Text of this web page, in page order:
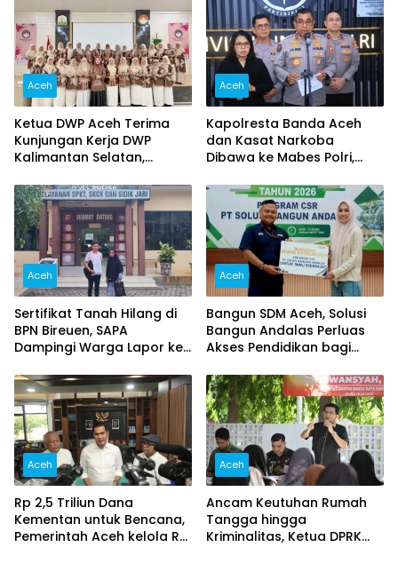
Aceh
Ketua DWP Aceh Terima
Kunjungan Kerja DWP
Kalimantan Selatan,
Kolaborasi
Aceh
Kapolresta Banda Aceh
dan Kasat Narkoba
Dibawa ke Mabes Polri,
Berjalan Profesional dan
Transparan
Aceh
Sertifikat Tanah Hilang di
BPN Bireuen, SAPA
Dampingi Warga Lapor ke
Aceh
Bangun SDM Aceh, Solusi
Bangun Andalas Perluas
Akses Pendidikan bagi
Aceh
Rp 2,5 Triliun Dana
Kementan untuk Bencana,
Pemerintah Aceh kelola Rp
Aceh
Ancam Keutuhan Rumah
Tangga hingga
Kriminalitas, Ketua DPRK